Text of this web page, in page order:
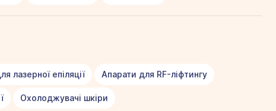
лазерної епіляції Апарати для RF-ліфтингу
Охолоджувачі шкіри